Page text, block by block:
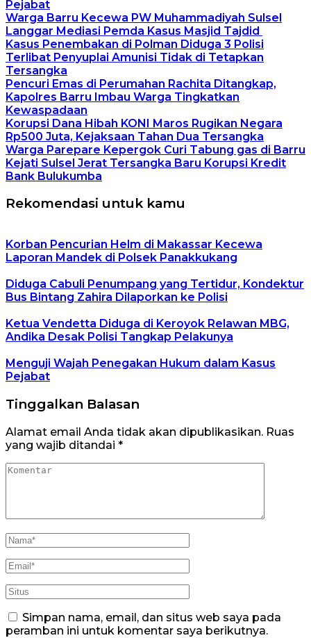
Pejabat
Warga Barru Kecewa PW Muhammadiyah Sulsel
Langgar Mediasi Pemda Kasus Masjid Tajdid
Kasus Penembakan di Polman Diduga 3 Polisi
Terlibat Penyuplai Amunisi Tidak di Tetapkan
Tersangka
Pencuri Emas di Perumahan Rachita Ditangkap,
Kapolres Barru Imbau Warga Tingkatkan
Kewaspadaan
Korupsi Dana Hibah KONI Maros Rugikan Negara
Rp500 Juta, Kejaksaan Tahan Dua Tersangka
Warga Parepare Kepergok Curi Tabung gas di Barru
Kejati Sulsel Jerat Tersangka Baru Korupsi Kredit
Bank Bulukumba
Rekomendasi untuk kamu
Korban Pencurian Helm di Makassar Kecewa
Laporan Mandek di Polsek Panakkukang
Diduga Cabuli Penumpang yang Tertidur, Kondektur
Bus Bintang Zahira Dilaporkan ke Polisi
Ketua Vendetta Diduga di Keroyok Relawan MBG,
Andika Desak Polisi Tangkap Pelakunya
Menguji Wajah Penegakan Hukum dalam Kasus
Pejabat
Tinggalkan Balasan
Alamat email Anda tidak akan dipublikasikan. Ruas
yang wajib ditandai *
Simpan nama, email, dan situs web saya pada
peramban ini untuk komentar saya berikutnya.